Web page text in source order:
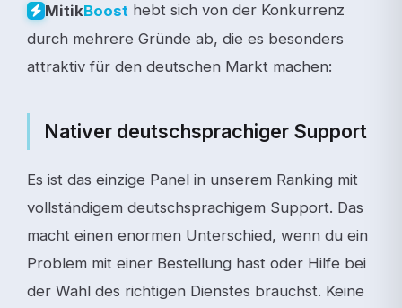
MitikBoost hebt sich von der Konkurrenz
durch mehrere Gründe ab, die es besonders
attraktiv für den deutschen Markt machen:
Nativer deutschsprachiger Support
Es ist das einzige Panel in unserem Ranking mit
vollständigem deutschsprachigem Support. Das
macht einen enormen Unterschied, wenn du ein
Problem mit einer Bestellung hast oder Hilfe bei
der Wahl des richtigen Dienstes brauchst. Keine